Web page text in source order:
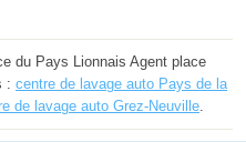
du Pays Lionnais Agent place
: centre de lavage auto Pays de la
de lavage auto Grez-Neuville.